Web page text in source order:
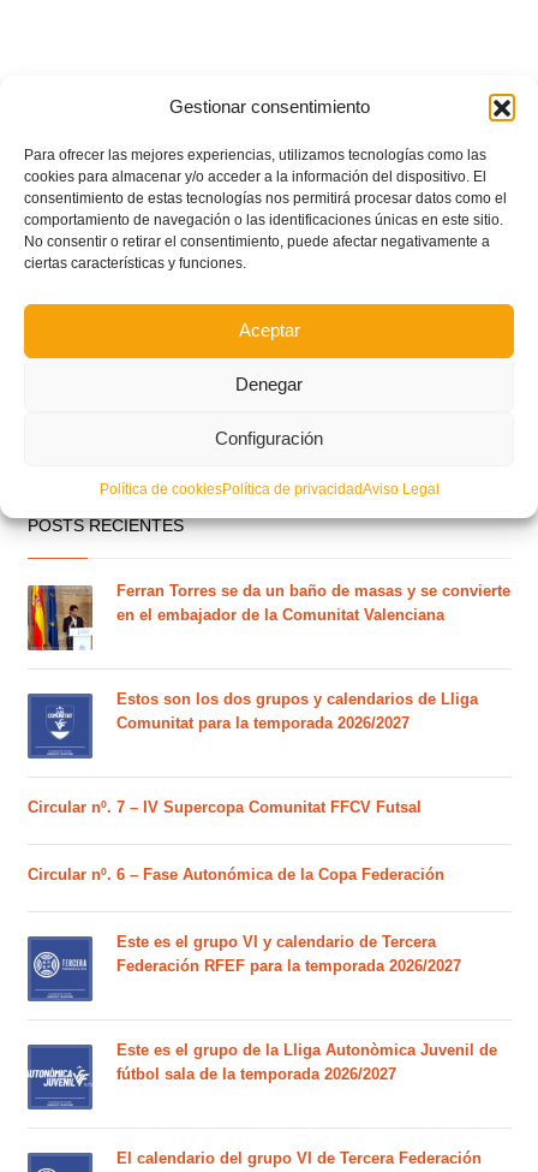
Gestionar consentimiento
Para ofrecer las mejores experiencias, utilizamos tecnologías como las
cookies para almacenar y/o acceder a la información del dispositivo. El
consentimiento de estas tecnologías nos permitirá procesar datos como el
comportamiento de navegación o las identificaciones únicas en este sitio.
No consentir o retirar el consentimiento, puede afectar negativamente a
ciertas características y funciones.
Aceptar
Denegar
Configuración
Política de cookiesPolítica de privacidadAviso Legal
POSTS RECIENTES
Ferran Torres se da un baño de masas y se convierte
en el embajador de la Comunitat Valenciana
Estos son los dos grupos y calendarios de Lliga
Comunitat para la temporada 2026/2027
Circular nº. 7 – IV Supercopa Comunitat FFCV Futsal
Circular nº. 6 – Fase Autonómica de la Copa Federación
Este es el grupo VI y calendario de Tercera
Federación RFEF para la temporada 2026/2027
Este es el grupo de la Lliga Autonòmica Juvenil de
fútbol sala de la temporada 2026/2027
El calendario del grupo VI de Tercera Federación